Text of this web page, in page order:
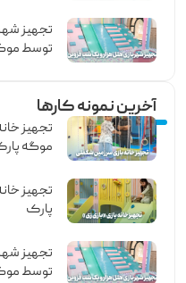
تجهیز
توسط
آخرین نمونه کارها
تجهیز
موگه
تجهیز
پارک
تجهیز
توسط